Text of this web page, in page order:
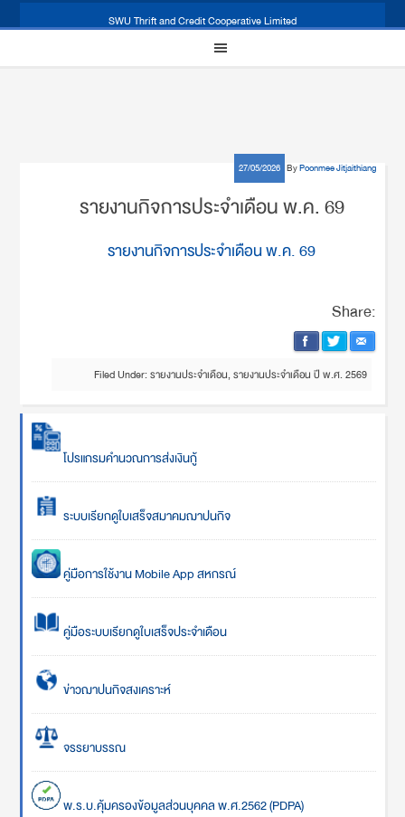
SWU Thrift and Credit Cooperative Limited
27/05/2026 ByPoonmee Jitjaithiang
รายงานกิจการประจำเดือน พ.ค. 69
รายงานกิจการประจำเดือน พ.ค. 69
Share:
Filed Under:รายงานประจำเดือน,รายงานประจำเดือน ปี พ.ศ. 2569
โปรแกรมคำนวณการส่งเงินกู้
ระบบเรียกดูใบเสร็จสมาคมฌาปนกิจ
คู่มือการใช้งาน Mobile App สหกรณ์
คู่มือระบบเรียกดูใบเสร็จประจำเดือน
ข่าวฌาปนกิจสงเคราะห์
จรรยาบรรณ
พ.ร.บ.คุ้มครองข้อมูลส่วนบุคคล พ.ศ.2562 (PDPA)